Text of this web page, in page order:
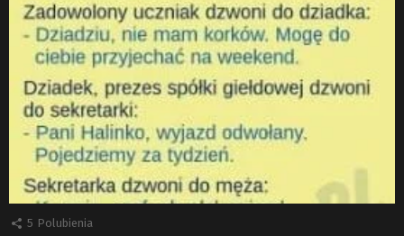
5 Polubienia